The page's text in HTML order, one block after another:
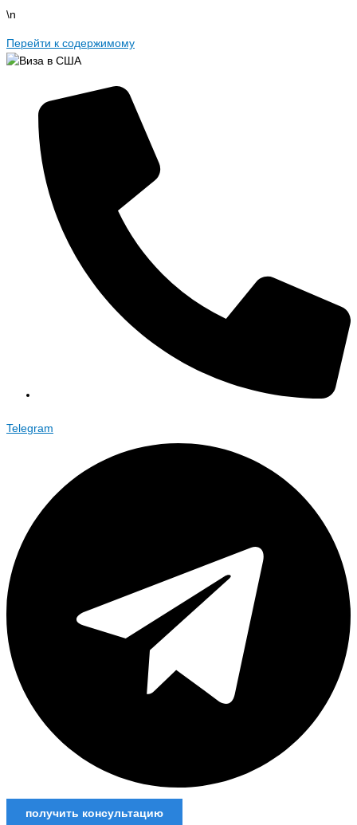
\n
Перейти к содержимому
Telegram
получить консультацию